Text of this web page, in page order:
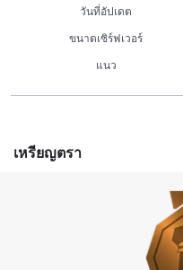
วันที่อัปเดต
ขนาดเซิร์ฟเวอร์
แนว
เหรียญตรา